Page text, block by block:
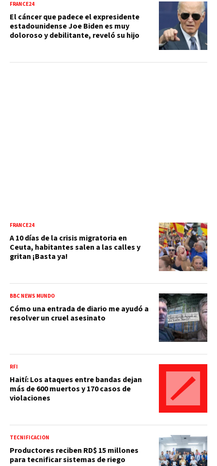
FRANCE24
El cáncer que padece el expresidente
estadounidense Joe Biden es muy
doloroso y debilitante, reveló su hijo
FRANCE24
A 10 días de la crisis migratoria en
Ceuta, habitantes salen a las calles y
gritan ¡Basta ya!
BBC NEWS MUNDO
Cómo una entrada de diario me ayudó a
resolver un cruel asesinato
RFI
Haití: Los ataques entre bandas dejan
más de 600 muertos y 170 casos de
violaciones
TECNIFICACIÓN
Productores reciben RD$ 15 millones
para tecnificar sistemas de riego